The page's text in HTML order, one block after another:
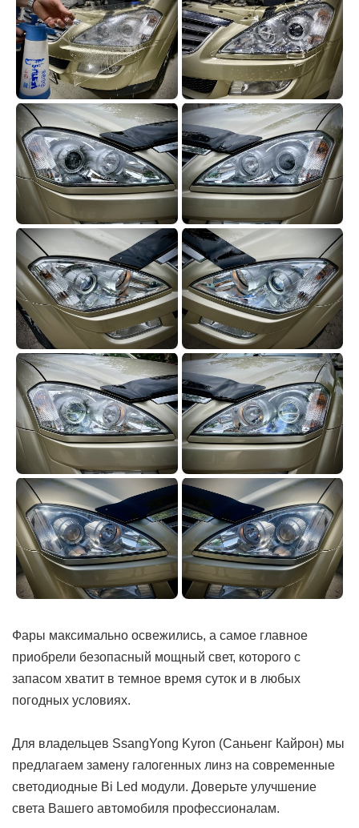
Фары максимально освежились, а самое главное
приобрели безопасный мощный свет, которого с
запасом хватит в темное время суток и в любых
погодных условиях.
Для владельцев SsangYong Kyron (Саньенг Кайрон) мы
предлагаем замену галогенных линз на современные
светодиодные Bi Led модули. Доверьте улучшение
света Вашего автомобиля профессионалам.